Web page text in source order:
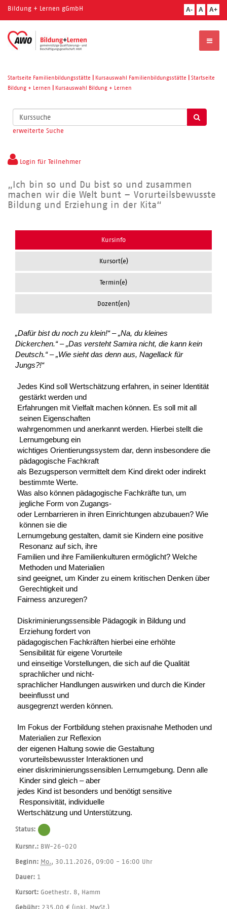
Bildung + Lernen gGmbH A- A A+
Startseite Familienbildungsstätte Kursauswahl Familienbildungsstätte
Startseite
Bildung + Lernen
Kursauswahl Bildung + Lernen
Kurse
suchen
erweiterte Suche
Login für Teilnehmer
„Ich bin so und Du bist so und zusammen
machen wir die Welt bunt – Vorurteilsbewusste
Bildung und Erziehung in der Kita“
Kursinfo
Kursort(e)
Termin(e)
Dozent(en)
„Dafür bist du noch zu klein!“ – „Na, du kleines
Dickerchen.“ – „Das versteht Samira nicht, die kann kein
Deutsch.“ – „Wie sieht das denn aus, Nagellack für
Jungs?!“
Jedes Kind soll Wertschätzung erfahren, in seiner Identität
gestärkt werden und
Erfahrungen mit Vielfalt machen können. Es soll mit all
seinen Eigenschaften
wahrgenommen und anerkannt werden. Hierbei stellt die
Lernumgebung ein
wichtiges Orientierungssystem dar, denn insbesondere die
pädagogische Fachkraft
als Bezugsperson vermittelt dem Kind direkt oder indirekt
bestimmte Werte.
Was also können pädagogische Fachkräfte tun, um
jegliche Form von Zugangs-
oder Lernbarrieren in ihren Einrichtungen abzubauen? Wie
können sie die
Lernumgebung gestalten, damit sie Kindern eine positive
Resonanz auf sich, ihre
Familien und ihre Familienkulturen ermöglicht? Welche
Methoden und Materialien
sind geeignet, um Kinder zu einem kritischen Denken über
Gerechtigkeit und
Fairness anzuregen?
Diskriminierungssensible Pädagogik in Bildung und
Erziehung fordert von
pädagogischen Fachkräften hierbei eine erhöhte
Sensibilität für eigene Vorurteile
und einseitige Vorstellungen, die sich auf die Qualität
sprachlicher und nicht-
sprachlicher Handlungen auswirken und durch die Kinder
beeinflusst und
ausgegrenzt werden können.
Im Fokus der Fortbildung stehen praxisnahe Methoden und
Materialien zur Reflexion
der eigenen Haltung sowie die Gestaltung
vorurteilsbewusster Interaktionen und
einer diskriminierungssensiblen Lernumgebung. Denn alle
Kinder sind gleich – aber
jedes Kind ist besonders und benötigt sensitive
Responsivität, individuelle
Wertschätzung und Unterstützung.
Status:
Kursnr.: BW-26-020
Beginn: Mo., 30.11.2026, 09:00 - 16:00 Uhr
Dauer: 1
Kursort: Goethestr. 8, Hamm
Gebühr: 235,00 € (inkl. MwSt.)